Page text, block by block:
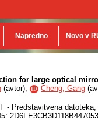
Napredno Novo v
for large optical
(avtor), ID Cheng, Gang (
- Predstavitvena datoteka,